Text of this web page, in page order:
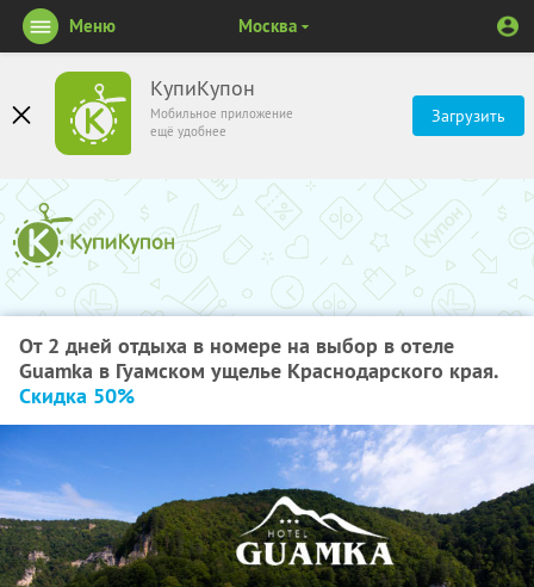
КупиКупон
Мобильное приложение
ещё удобнее
Загрузить
Меню Москва
От 2 дней отдыха в номере на выбор в отеле
Guamka в Гуамском ущелье Краснодарского края.
Скидка 50%